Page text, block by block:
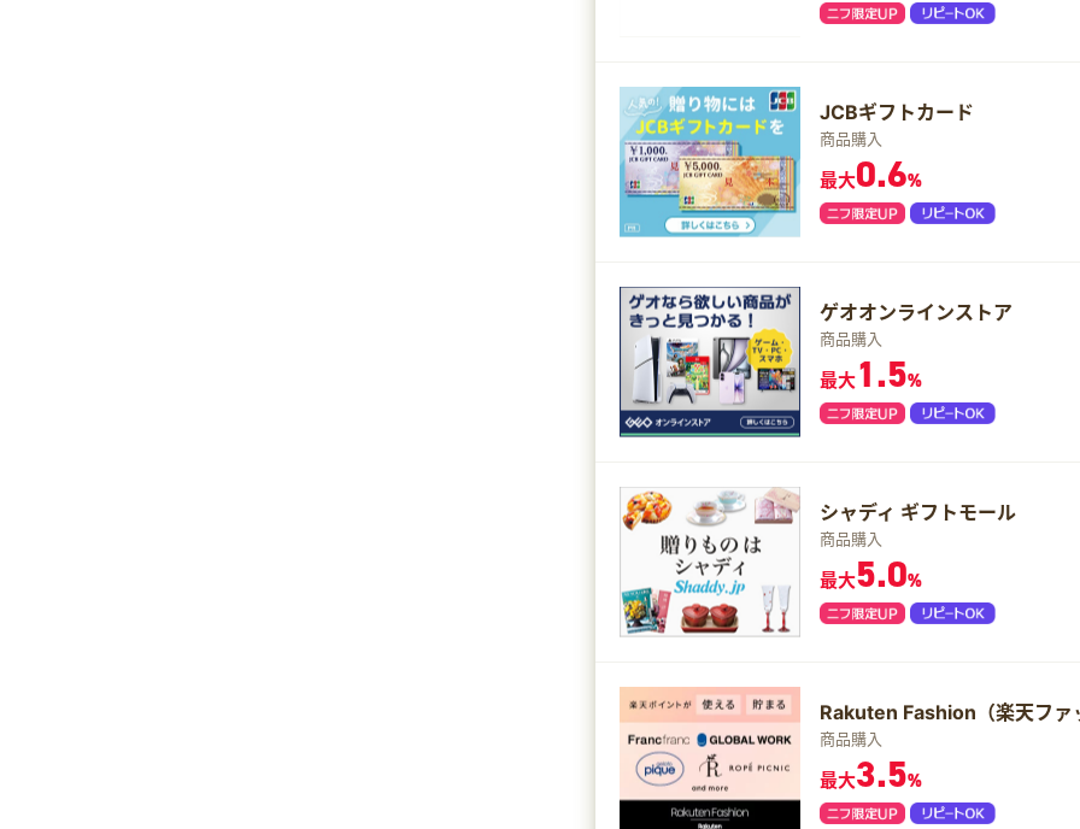
JCBギフトカード
商品購入
最大0.6%
ゲオオンラインストア
商品購入
最大1.5%
シャディ ギフトモール
商品購入
最大5.0%
Rakuten Fashion（楽天ファ
商品購入
最大3.5%